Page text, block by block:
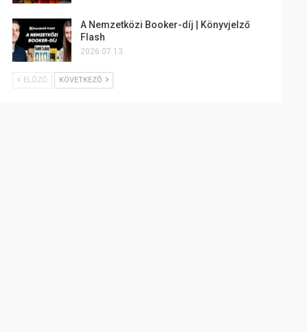
A Nemzetközi Booker-díj | Könyvjelző
Flash
2026.07.13.
ELŐZŐ KÖVETKEZŐ